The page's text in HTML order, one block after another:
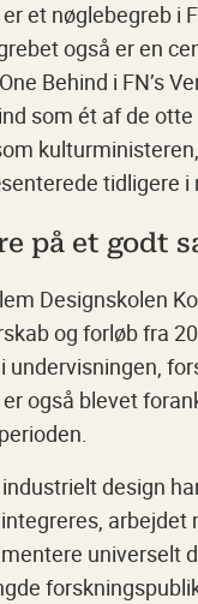
et nøglebegreb i
også er en
Behind i FN’s
som ét af de
tidligere i
på et godt
Designskolen
og forløb fra
undervisningen,
også blevet
design
universelt